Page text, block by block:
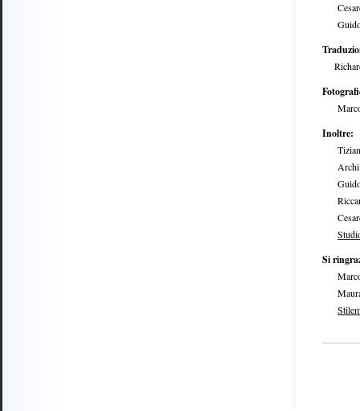
Guido
Marco
Inoltre:
Guido
Si
Marco
Maura